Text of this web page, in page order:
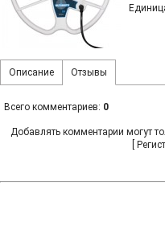
Описание Отзывы
Всего комментариев: 0
Добавлять комментарии могут